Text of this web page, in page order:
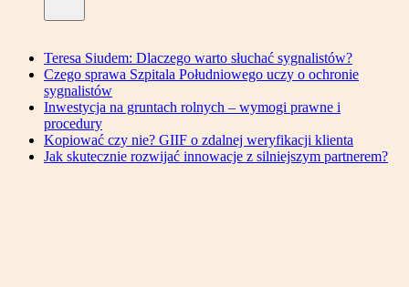
Teresa Siudem: Dlaczego warto słuchać sygnalistów?
Czego sprawa Szpitala Południowego uczy o ochronie
sygnalistów
Inwestycja na gruntach rolnych – wymogi prawne i
procedury
Kopiować czy nie? GIIF o zdalnej weryfikacji klienta
Jak skutecznie rozwijać innowacje z silniejszym partnerem?